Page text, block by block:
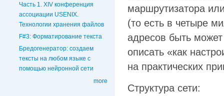
Часть 1. XIV конференция
ассоциации USENIX.
Технологии хранения файлов
F#3: Форматирование текста
Бредогенератор: создаем
тексты на любом языке с
помощью нейронной сети
more
маршрутизатора
(то есть в четыре
адресов быть
описать «как
на практических
Структура сети: